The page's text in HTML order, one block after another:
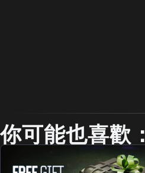
你可能也喜歡：